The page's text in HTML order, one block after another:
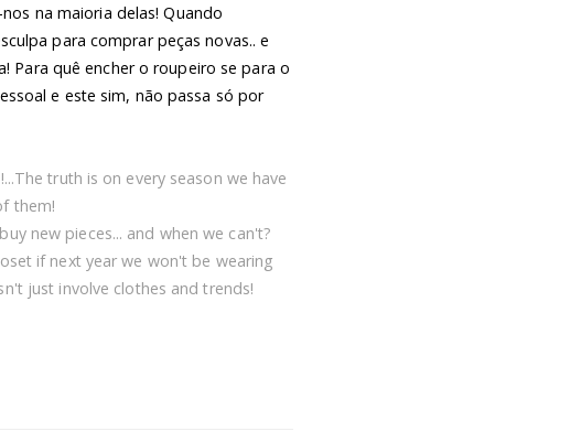
na maioria delas! Quando
para comprar peças novas.. e
Para quê encher o roupeiro se para o
e este sim, não passa só por
truth is on every season we have
them!
new pieces... and when we can't?
if next year we won't be wearing
just involve clothes and trends!